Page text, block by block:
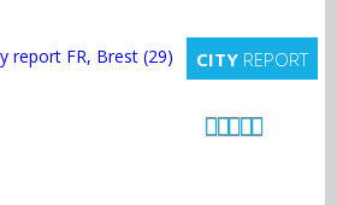
CITY REPORT